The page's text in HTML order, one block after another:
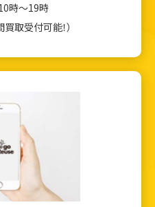
時～19時
取受付可能！）